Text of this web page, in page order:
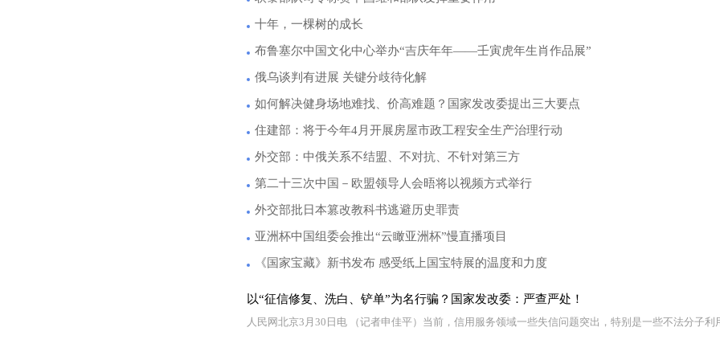
十年，一棵树的成长
布鲁塞尔中国文化中心举办“吉庆年年——壬寅虎年生肖作品展”
俄乌谈判有进展 关键分歧待化解
如何解决健身场地难找、价高难题？国家发改委提出三大要点
住建部：将于今年4月开展房屋市政工程安全生产治理行动
外交部：中俄关系不结盟、不对抗、不针对第三方
第二十三次中国－欧盟领导人会晤将以视频方式举行
外交部批日本篡改教科书逃避历史罪责
亚洲杯中国组委会推出“云瞰亚洲杯”慢直播项目
《国家宝藏》新书发布 感受纸上国宝特展的温度和力度
以“征信修复、洗白、铲单”为名行骗？国家发改委：严查严处！
人民网北京3月30日电 （记者申佳平）当前，信用服务领域一些失信问题突出，特别是一些不法分子利